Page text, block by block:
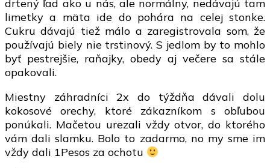
drtený ľad ako u nás, ale normálny, nedávajú tam
limetky a mäta ide do pohára na celej stonke.
Cukru dávajú tiež málo a zaregistrovala som, že
používajú biely nie trstinový. S jedlom by to mohlo
byť pestrejšie, raňajky, obedy aj večere sa stále
opakovali.
Miestny záhradníci 2x do týždňa dávali dolu
kokosové orechy, ktoré zákazníkom s obľubou
ponúkali. Mačetou urezali vždy otvor, do ktorého
vám dali slamku. Bolo to zadarmo, no my sme im
vždy dali 1Pesos za ochotu